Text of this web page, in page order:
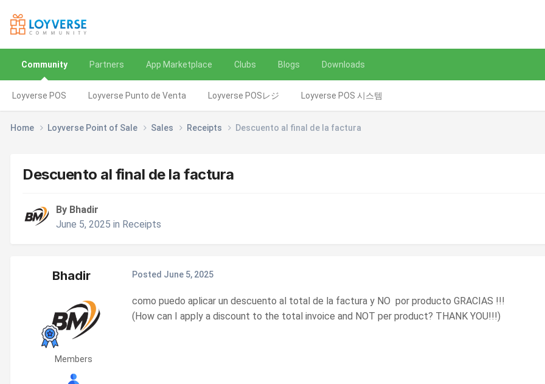
Community
Loyverse POS Loyverse Punto de Venta Loyverse POSレジ Loyverse POS 시스템
Partners App Marketplace Clubs Blogs Downloads
Home Loyverse Point of Sale Sales Receipts Descuento al final de la factura
Descuento al final de la factura
By Bhadir
June 5, 2025 in Receipts
Bhadir
Members
Posted June 5, 2025
como puedo aplicar un descuento al total de la factura y NO por producto GRACIAS !!!
(How can I apply a discount to the total invoice and NOT per product? THANK YOU!!!)